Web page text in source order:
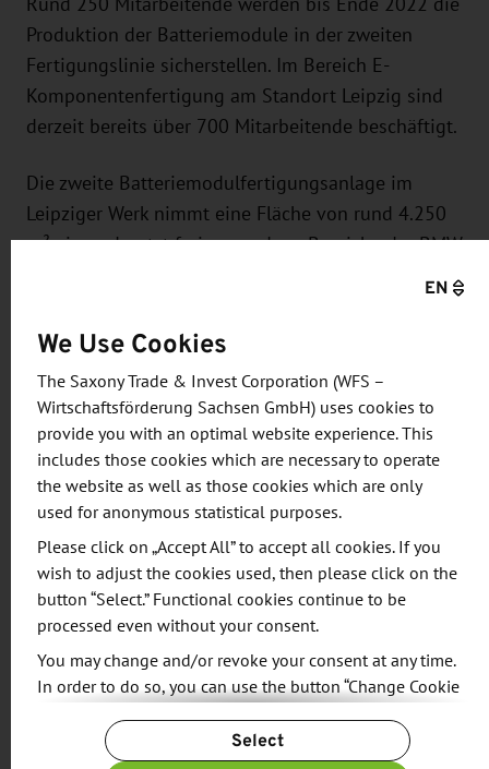
Rund 250 Mitarbeitende werden bis Ende 2022 die
Produktion der Batteriemodule in der zweiten
Fertigungslinie sicherstellen. Im Bereich E-
Komponentenfertigung am Standort Leipzig sind
derzeit bereits über 700 Mitarbeitende beschäftigt.
Die zweite Batteriemodulfertigungsanlage im
Leipziger Werk nimmt eine Fläche von rund 4.250
m² ein und nutzt frei gewordene Bereiche der BMW
i-Produktion, die mit dem Auslauf des BMW i3 am
werden durchlaufen, bis am Ende des Prozesses
fertiggestellt ist.
„Das Leipziger Werk bleibt unter Strom“, freut sich
Werkleiterin Petra Peterhänsel. „Nach dem Auslauf
der BMW i3-Produktion können wir die Kompetenz
und Erfahrungen unserer Mitarbeiter nutzen und
ihnen langfristig sichere Arbeitsplätze bieten.“
Damit bleibe der Standort Leipzig zukunftsfähig.
Um auf den stetig steigenden Absatz elektrifizierter
Fahrzeuge vorbereitet zu sein, wird der Bereich E-
Antriebsfertigung im Leipziger Werk bereits im
nächsten Jahr weiter ausgebaut und flexibilisiert.
EN
We Use Cookies
The Saxony Trade & Invest Corporation (WFS –
Wirtschaftsförderung Sachsen GmbH) uses cookies to
provide you with an optimal website experience. This
includes those cookies which are necessary to operate
the website as well as those cookies which are only
used for anonymous statistical purposes.
Please click on „Accept All” to accept all cookies. If you
wish to adjust the cookies used, then please click on the
button “Select.” Functional cookies continue to be
processed even without your consent.
You may change and/or revoke your consent at any time.
In order to do so, you can use the button “Change Cookie
For more information, please see our
Privacy Policy.
Select